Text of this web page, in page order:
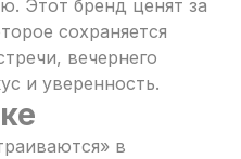
Этот бренд ценят за
сохраняется
вечернего
и уверенность.
в